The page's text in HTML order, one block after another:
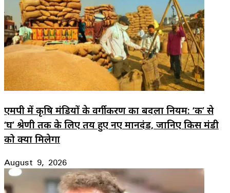
एमपी में कृषि मंडियों के वर्गीकरण का बदला नियम: ‘क’ से
‘घ’ श्रेणी तक के लिए तय हुए नए मानदंड, जानिए किस मंडी
को क्या मिलेगा
August 9, 2026